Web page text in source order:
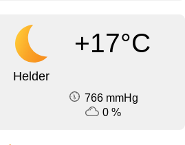
+17°C
Helder
766 mmHg
0 %